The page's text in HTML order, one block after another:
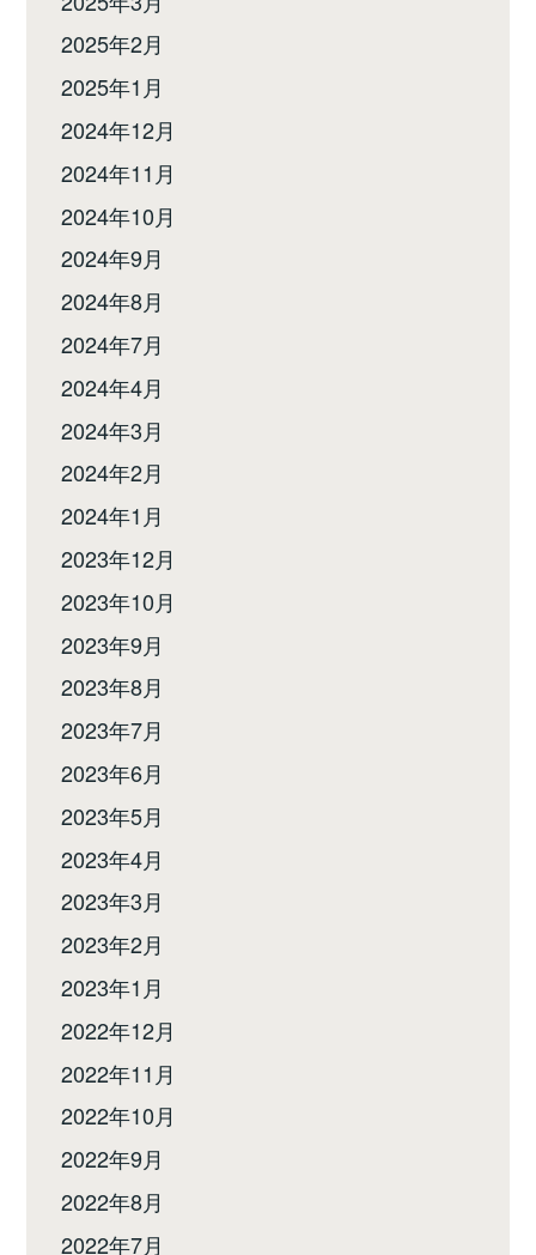
2025年2月
2025年1月
2024年12月
2024年11月
2024年10月
2024年9月
2024年8月
2024年7月
2024年4月
2024年3月
2024年2月
2024年1月
2023年12月
2023年10月
2023年9月
2023年8月
2023年7月
2023年6月
2023年5月
2023年4月
2023年3月
2023年2月
2023年1月
2022年12月
2022年11月
2022年10月
2022年9月
2022年8月
2022年7月